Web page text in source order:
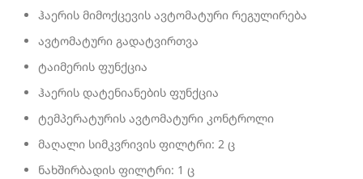
ჰაერის მიმოქცევის ავტომატური რეგულირება
ავტომატური გადატვირთვა
ტაიმერის ფუნქცია
ჰაერის დატენიანების ფუნქცია
ტემპერატურის ავტომატური კონტროლი
მაღალი სიმკვრივის ფილტრი: 2 ც
ნახშირბადის ფილტრი: 1 ც